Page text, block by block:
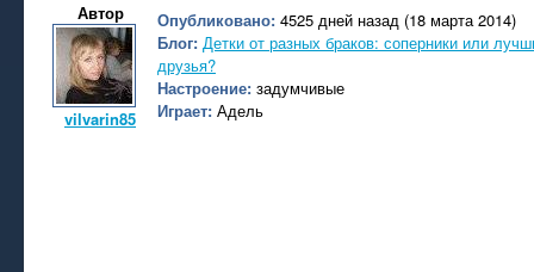
Автор
vilvarin85
Опубликовано: 4525 дней назад (18 марта 2014)
Блог: Детки от разных браков: соперники или
друзья?
Настроение: задумчивые
Играет: Адель